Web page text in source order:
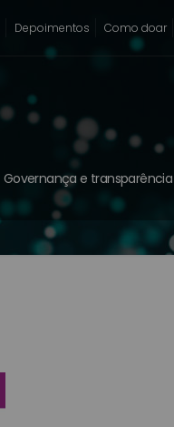
Depoimentos Como doar
Governança e transparência